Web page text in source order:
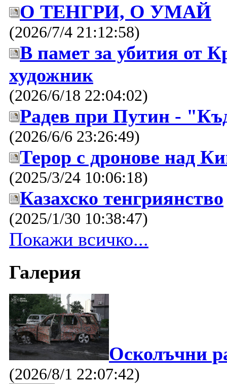
О ТЕНГРИ, О УМАЙ
(2026/7/4 21:12:58)
В памет за убития от
художник
(2026/6/18 22:04:02)
Радев при Путин -
(2026/6/6 23:26:49)
Терор с дронове над
(2025/3/24 10:06:18)
Казахско тенгриянство
(2025/1/30 10:38:47)
Покажи всичко...
Галерия
Осколъчни
(2026/8/1 22:07:42)